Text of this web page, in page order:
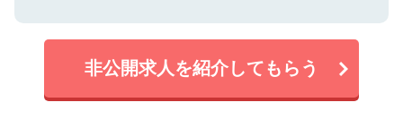
非公開求人を紹介してもらう